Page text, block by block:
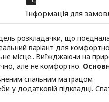
Інформація для
розкладачки, що поєднала
варіант для
місце.. Виїжджаючи на
але не комфортно.
спальним матрацом
у додатковій підкладці.